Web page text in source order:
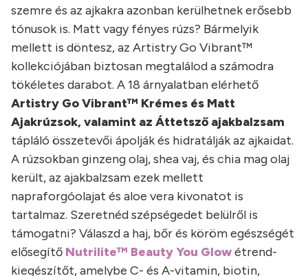
szemre és az ajkakra azonban kerülhetnek erősebb
tónusok is. Matt vagy fényes rúzs? Bármelyik
mellett is döntesz, az Artistry Go Vibrant™
kollekciójában biztosan megtalálod a számodra
tökéletes darabot. A 18 árnyalatban elérhető
Artistry Go Vibrant™ Krémes és Matt
Ajakrúzsok, valamint az Áttetsző ajakbalzsam
tápláló összetevői ápolják és hidratálják az ajkaidat.
A rúzsokban ginzeng olaj, shea vaj, és chia mag olaj
került, az ajakbalzsam ezek mellett
napraforgóolajat és aloe vera kivonatot is
tartalmaz. Szeretnéd szépségedet belülről is
támogatni? Válaszd a haj, bőr és köröm egészségét
elősegítő Nutrilite™ Beauty You Glowétrend-
kiegészítőt, amelybe C- és A-vitamin, biotin,